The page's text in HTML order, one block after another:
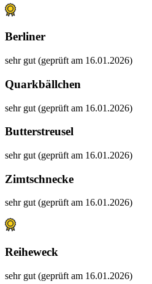
Berliner
sehr gut (geprüft am 16.01.2026)
Quarkbällchen
sehr gut (geprüft am 16.01.2026)
Butterstreusel
sehr gut (geprüft am 16.01.2026)
Zimtschnecke
sehr gut (geprüft am 16.01.2026)
Reiheweck
sehr gut (geprüft am 16.01.2026)